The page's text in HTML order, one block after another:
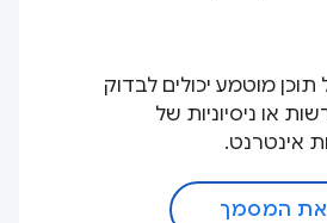
מוטמע יכולים לבדוק
או ניסיוניות של
אינטרנט.
המסמך